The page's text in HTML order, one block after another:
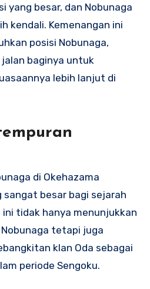
yang besar, dan Nobunaga
kendali. Kemenangan ini
posisi Nobunaga,
baginya untuk
lebih lanjut di
di Okehazama
sangat besar bagi sejarah
tidak hanya menunjukkan
tetapi juga
klan Oda sebagai
periode Sengoku.